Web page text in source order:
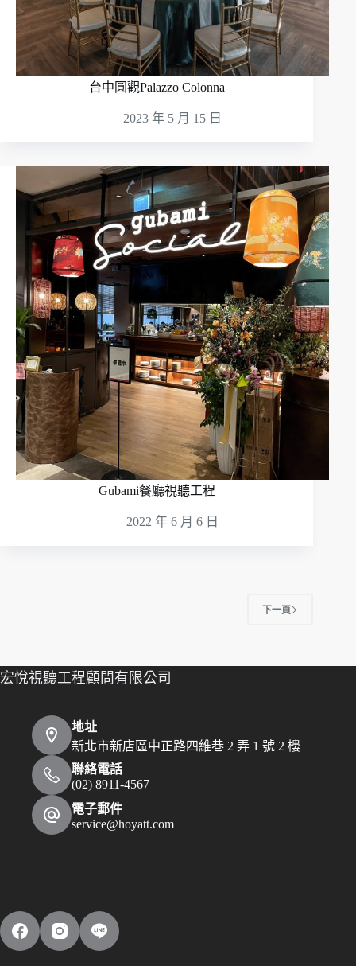
台中圓觀Palazzo Colonna
2023 年 5 月 15 日
Gubami餐廳視聽工程
2022 年 6 月 6 日
下一頁
宏悅視聽工程顧問有限公司
地址
新北市新店區中正路四維巷 2 弄 1 號 2 樓
聯絡電話
(02) 8911-4567
電子郵件
service@hoyatt.com